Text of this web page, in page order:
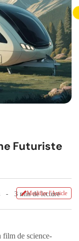
Futuriste
3 min de lecture
Modifier l'Article
film de science-